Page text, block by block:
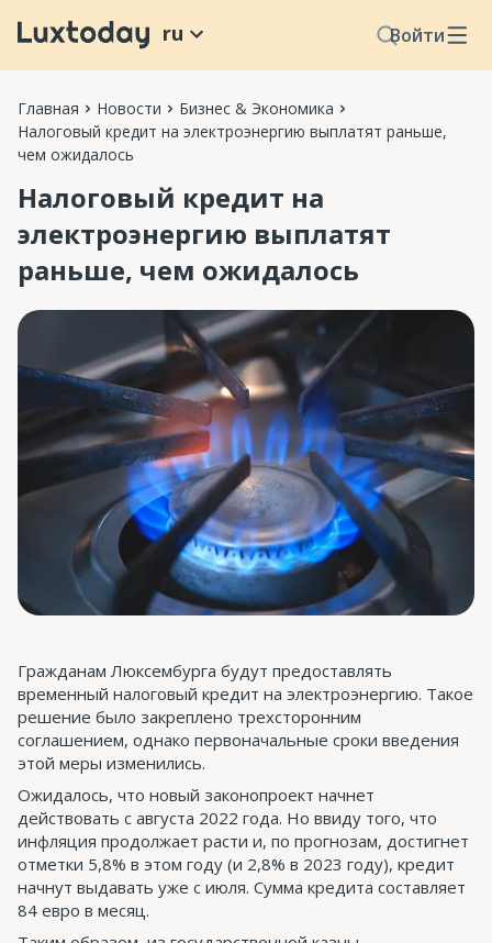
Войти
ru
Главная Новости
Бизнес & Экономика
Налоговый кредит на электроэнергию выплатят раньше,
чем ожидалось
Налоговый кредит на
электроэнергию выплатят
раньше, чем ожидалось
Гражданам Люксембурга будут предоставлять
временный налоговый кредит на электроэнергию. Такое
решение было закреплено трехсторонним
соглашением, однако первоначальные сроки введения
этой меры изменились.
Ожидалось, что новый законопроект начнет
действовать с августа 2022 года. Но ввиду того, что
инфляция продолжает расти и, по прогнозам, достигнет
отметки 5,8% в этом году (и 2,8% в 2023 году), кредит
начнут выдавать уже с июля. Сумма кредита составляет
84 евро в месяц.